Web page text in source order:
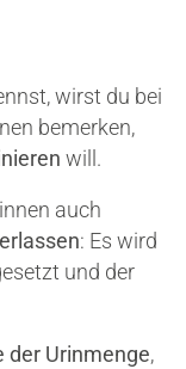
wirst du bei
bemerken,
will.
auch
: Es wird
und der
der Urinmenge,